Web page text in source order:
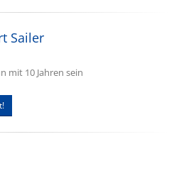
Sailer
mit 10 Jahren sein